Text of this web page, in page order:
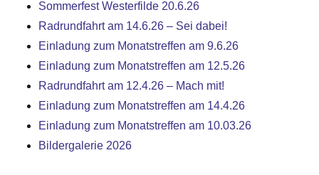
Sommerfest Westerfilde 20.6.26
Radrundfahrt am 14.6.26 – Sei dabei!
Einladung zum Monatstreffen am 9.6.26
Einladung zum Monatstreffen am 12.5.26
Radrundfahrt am 12.4.26 – Mach mit!
Einladung zum Monatstreffen am 14.4.26
Einladung zum Monatstreffen am 10.03.26
Bildergalerie 2026